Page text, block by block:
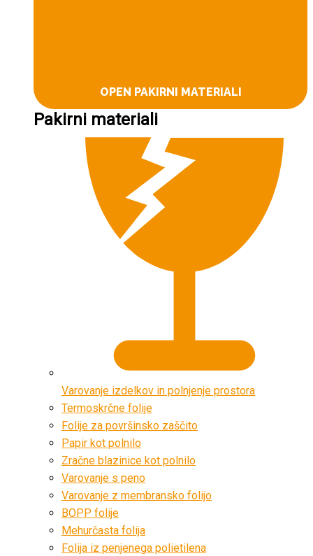
OPEN PAKIRNI MATERIALI
Pakirni materiali
Varovanje izdelkov in polnjenje prostora
Termoskrčne folije
Folije za površinsko zaščito
Papir kot polnilo
Zračne blazinice kot polnilo
Varovanje s peno
Varovanje z membransko folijo
BOPP folije
Mehurčasta folija
Folija iz penjenega polietilena